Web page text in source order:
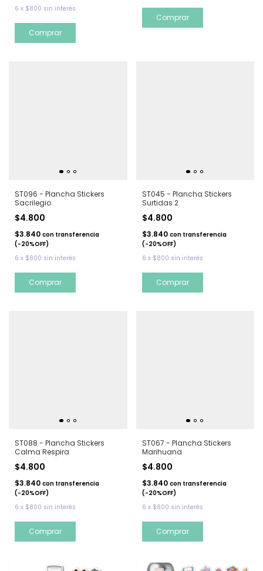
6 x $800 sin interés
ST096 - Plancha Stickers
Sacrilegio
$4.800
$3.840 con transferencia
(-20%OFF)
6 x $800 sin interés
ST045 - Plancha Stickers
Surtidas 2
$4.800
$3.840 con transferencia
(-20%OFF)
6 x $800 sin interés
ST088 - Plancha Stickers
Calma Respira
$4.800
$3.840 con transferencia
(-20%OFF)
6 x $800 sin interés
ST067 - Plancha Stickers
Marihuana
$4.800
$3.840 con transferencia
(-20%OFF)
6 x $800 sin interés